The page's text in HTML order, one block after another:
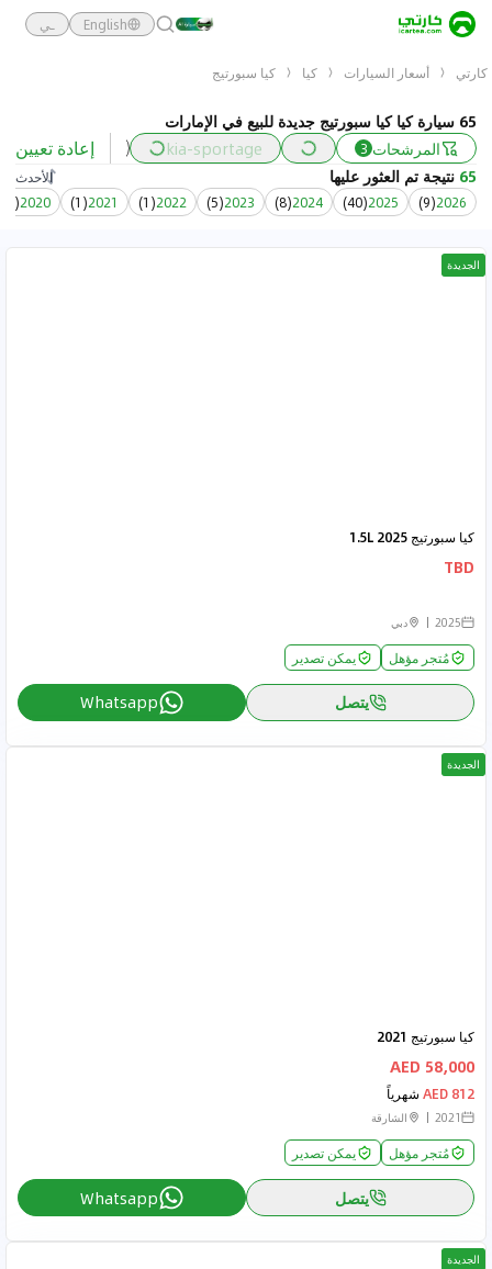
English ـي
كارتي أسعار السيارات كيا كيا سبورتيج
65 سيارة كيا كيا سبورتيج جديدة للبيع في الإمارات
المرشحات 3
kia-sportage السعر
إعادة تعيين
65 نتيجة تم العثور عليها
الأحدث
2026
(
9
)
2025
(
40
)
2024
(
8
)
2023
(
5
)
2022
(
1
)
2021
(
1
)
2020
(
الجديدة
كيا سبورتيج 2025 1.5L
TBD
2025 دبي
مُتجر مؤهل يمكن تصدير
يتصل Whatsapp
الجديدة
كيا سبورتيج 2021
58,000 AED
812 AED شهرياً
2021 الشارقة
مُتجر مؤهل يمكن تصدير
يتصل Whatsapp
الجديدة